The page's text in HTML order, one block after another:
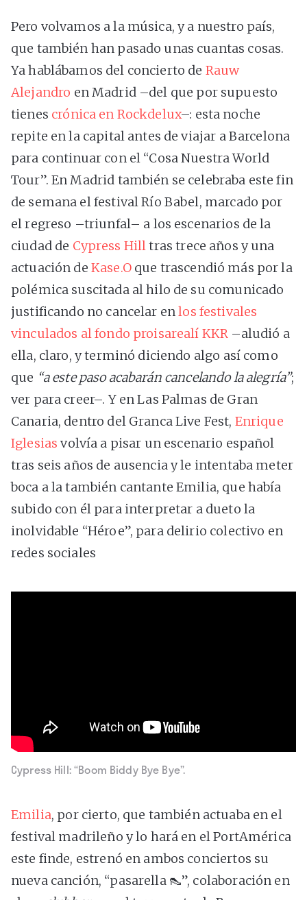
Pero volvamos a la música, y a nuestro país,
que también han pasado unas cuantas cosas.
Ya hablábamos del concierto de Rauw
Alejandro en Madrid –del que por supuesto
tienes crónica en Rockdelux–: esta noche
repite en la capital antes de viajar a Barcelona
para continuar con el “Cosa Nuestra World
Tour”. En Madrid también se celebraba este fin
de semana el festival Río Babel, marcado por
el regreso –triunfal– a los escenarios de la
ciudad de Cypress Hilltras trece años y una
actuación de Kase.Oque trascendió más por la
polémica suscitada al hilo de su comunicado
justificando no cancelar enlos festivales
vinculados al fondo proisarealí KKR –aludió a
ella, claro, y terminó diciendo algo así como
que “a este paso acabarán cancelando la alegría”;
ver para creer–. Y en Las Palmas de Gran
Canaria, dentro del Granca Live Fest, Enrique
Iglesias volvía a pisar un escenario español
tras seis años de ausencia y le intentaba meter
boca a la también cantante Emilia, que había
subido con él para interpretar a dueto la
inolvidable “Héroe”, para delirio colectivo en
redes sociales
Cypress Hill: “Boom Biddy Bye Bye”.
Emilia, por cierto, que también actuaba en el
festival madrileño y lo hará en el PortAmérica
este finde, estrenó en ambos conciertos su
nueva canción, “pasarella 👠”, colaboración en